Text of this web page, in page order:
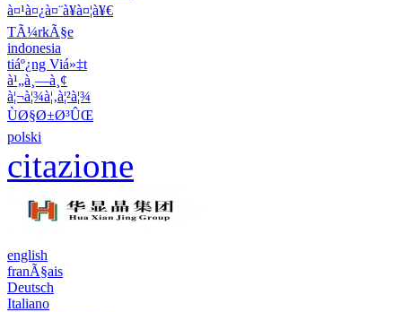
à¤¹à¤¿à¤¨à¥à¤¦à¥€
TÃ¼rkÃ§e
indonesia
tiáº¿ng Viá»‡t
à¹„à¸—à¸¢
à¦¬à¦¾à¦‚à¦²à¦¾
ÙØ§Ø±Ø³ÛŒ
polski
citazione
english
franÃ§ais
Deutsch
Italiano